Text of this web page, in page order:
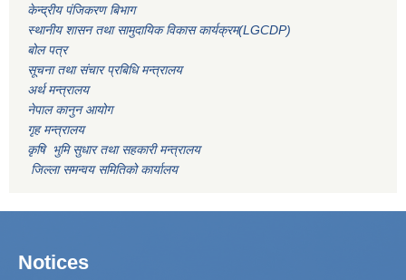
केन्द्रीय पंजिकरण बिभाग
स्थानीय शासन तथा सामुदायिक विकास कार्यक्रम(LGCDP)
बोल पत्र
सूचना तथा संचार प्रबिधि मन्त्रालय
अर्थ मन्त्रालय
नेपाल कानुन आयोग
गृह मन्त्रालय
कृषि भुमि सुधार तथा सहकारी मन्त्रालय
जिल्ला समन्वय समितिको कार्यालय
Notices